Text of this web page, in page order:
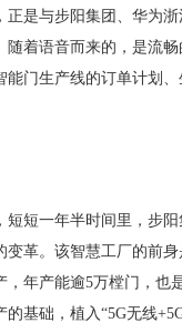
正是与步阳集团、华为
随着语音而来的，是流
能门生产线的订单计划
短一年半时间里，步阳
变革。该智慧工厂的前
年产能逾5万樘门，也
的基础，植入“5G无线